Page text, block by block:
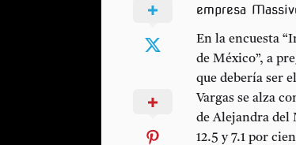
empresa
En la encuesta
de México”, a
que debería ser
Vargas se alza
de Alejandra del
12.5 y 7.1 por